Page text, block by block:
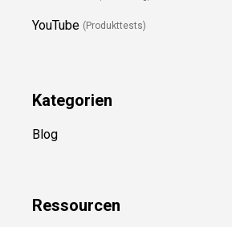
YouTube (Produkttests)
Kategorien
Blog
Ressourcen